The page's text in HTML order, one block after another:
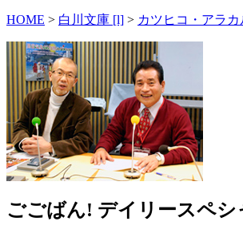
HOME > 白川文庫 [l] > カツヒコ・アラ
ごごばん! デイリースペ